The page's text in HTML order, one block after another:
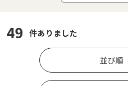
49 件ありました
並び順